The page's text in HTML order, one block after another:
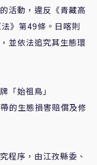
活動，違反《青藏高
》第49條。日喀則
並依法追究其生態環
「始祖鳥」
的生態損害賠償及修
程序，由江孜縣委、